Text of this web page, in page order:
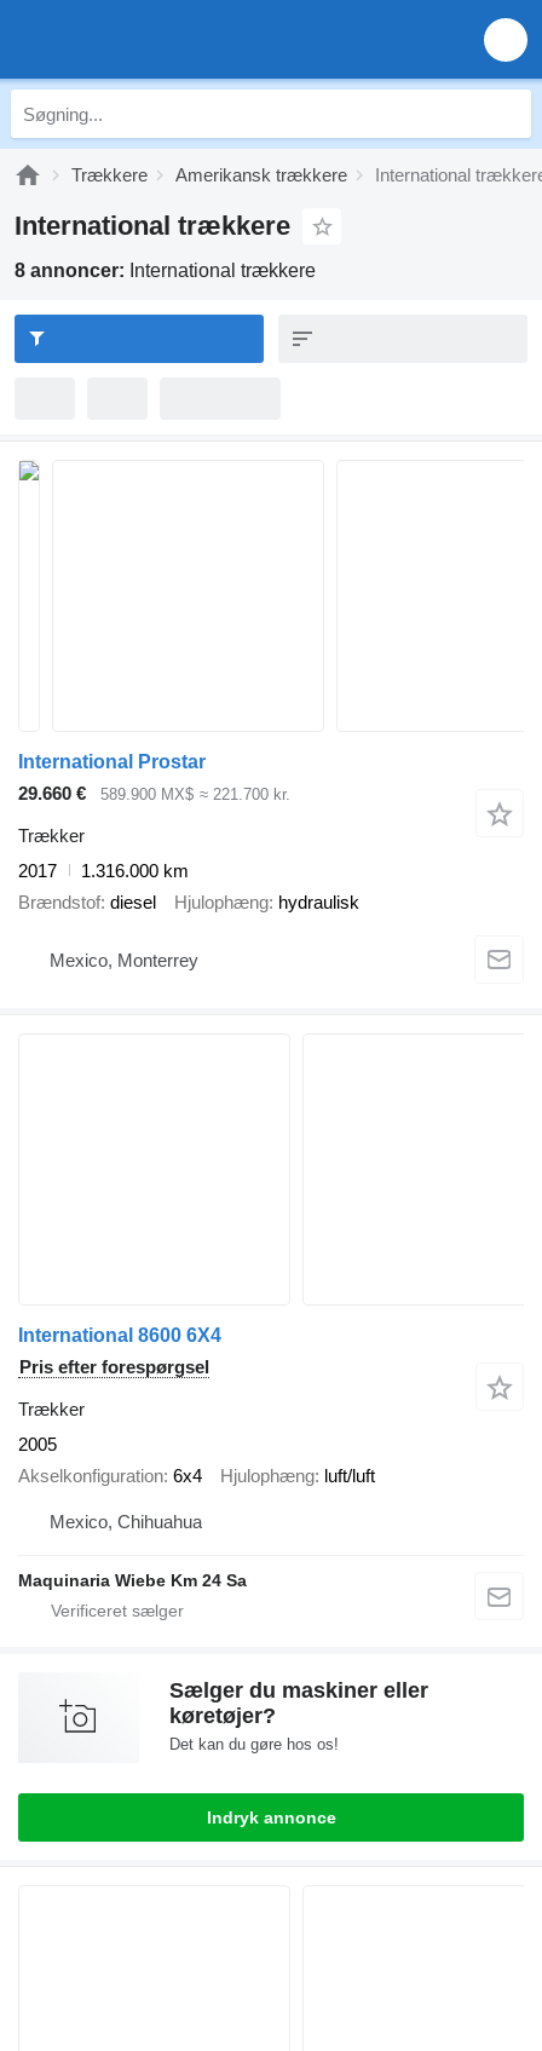
Trækkere Amerikansk trækkere International
International trækkere
8 annoncer: International trækkere
International Prostar
29.660 €
589.900 MX$ ≈ 221.700 kr.
Trækker
2017
1.316.000 km
Brændstof diesel Hjulophæng hydraulisk
Mexico, Monterrey
International 8600 6X4
Pris efter forespørgsel
Trækker
2005
Akselkonfiguration 6x4 Hjulophæng luft/luft
Mexico, Chihuahua
Maquinaria Wiebe Km 24 Sa
Sælger du maskiner eller
køretøjer?
Det kan du gøre hos os!
Indryk annonce